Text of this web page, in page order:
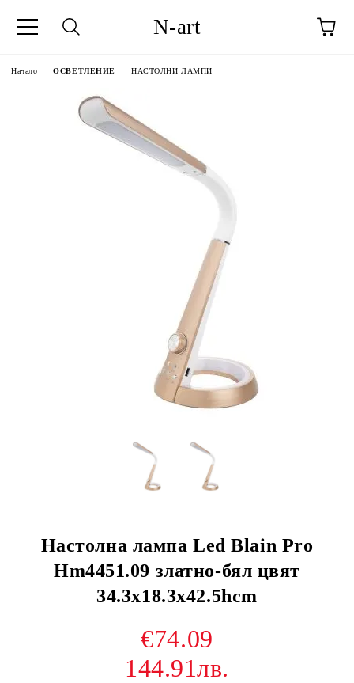
N-art
Начало ОСВЕТЛЕНИЕ НАСТОЛНИ ЛАМПИ
Настолна лампа Led Blain Pro
Hm4451.09 златно-бял цвят
34.3x18.3x42.5hcm
€74.09
144.91лв.